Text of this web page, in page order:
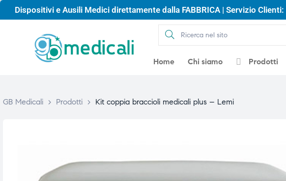
Dispositivi e Ausili Medici direttamente dalla FABBRICA | Servizio Clienti:
Home Chi siamo Prodotti
GB Medicali > Prodotti > Kit coppia braccioli medicali plus – Lemi